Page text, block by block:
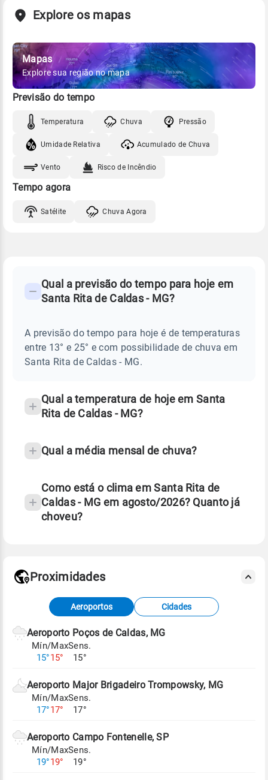
Explore os mapas
Mapas
Explore sua região no mapa
Previsão do tempo
Temperatura Chuva Pressão
Umidade Relativa Acumulado de Chuva
Vento Risco de Incêndio
Tempo agora
Satélite Chuva Agora
PREVISÃO
TEMPO
CALDAS
Perguntas
sobre
chuva
Qual a previsão do tempo para hoje em
Santa Rita de Caldas - MG?
A previsão do tempo para hoje é de temperaturas
entre 13° e 25° e com possibilidade de chuva em
Santa Rita de Caldas - MG.
Qual a temperatura de hoje em Santa
Rita de Caldas - MG?
Qual a média mensal de chuva?
Fonte: 30 anos de dados de reanálise ERA5.
Como está o clima em Santa Rita de
Caldas - MG em agosto/2026? Quanto já
choveu?
Fonte: dados combinados de estações
meteorológicas e satélite do Centro de Previsão
de Tempo e Estudos Climáticos (CPTEC).
Para obter mais informações sobre os dados
Proximidades
Aeroportos Cidades
Aeroporto Poços de Caldas, MG
Mín/Max
15°15°
Sens.
15°
Aeroporto Major Brigadeiro Trompowsky, MG
Mín/Max
17°17°
Sens.
17°
Aeroporto Campo Fontenelle, SP
Mín/Max
19°19°
Sens.
19°